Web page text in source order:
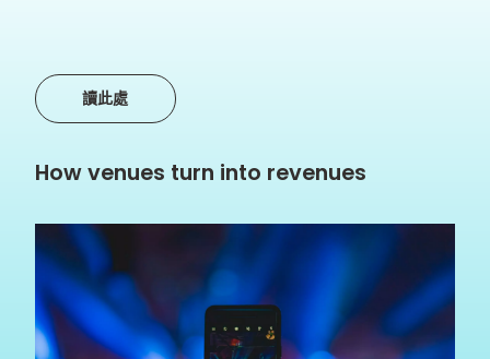
讀此處
How venues turn into revenues